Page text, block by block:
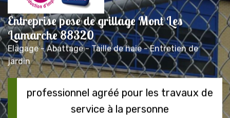
Entreprise pose de grillage Mont Les
Lamarche 88320
Elagage - Abattage - Taille de haie - Entretien de
jardin
professionnel agréé pour les travaux de
service à la personne